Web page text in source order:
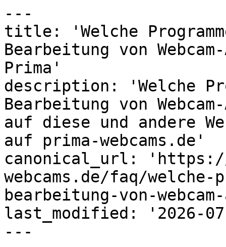
---
title: 'Welche
Bearbeitung von
Prima'
description: 'Welche
Bearbeitung von
auf diese und andere
auf prima-webcams.de'
canonical_url: 'https://
webcams.de/faq/
bearbeitung-von-
last_modified: '2026-
---